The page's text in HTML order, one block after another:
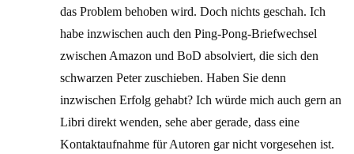
das Problem behoben wird. Doch nichts geschah. Ich
habe inzwischen auch den Ping-Pong-Briefwechsel
zwischen Amazon und BoD absolviert, die sich den
schwarzen Peter zuschieben. Haben Sie denn
inzwischen Erfolg gehabt? Ich würde mich auch gern an
Libri direkt wenden, sehe aber gerade, dass eine
Kontaktaufnahme für Autoren gar nicht vorgesehen ist.